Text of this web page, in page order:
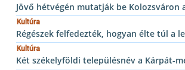
Jövő hétvégén mutatják be Kolozsváron
Kultúra
Régészek felfedezték, hogyan élte túl a
Kultúra
Két székelyföldi településnév a Kárpát-